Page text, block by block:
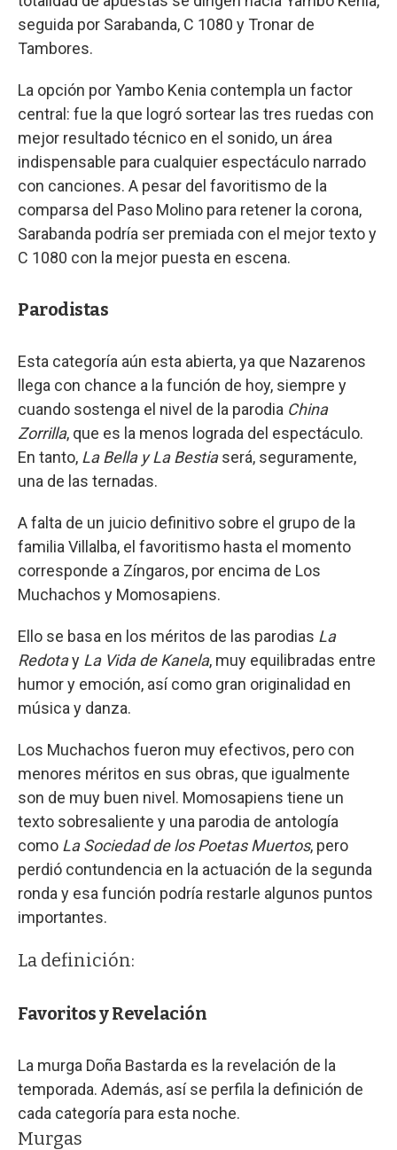
seguida por Sarabanda, C 1080 y Tronar de
Tambores.
La opción por Yambo Kenia contempla un factor
central: fue la que logró sortear las tres ruedas con
mejor resultado técnico en el sonido, un área
indispensable para cualquier espectáculo narrado
con canciones. A pesar del favoritismo de la
comparsa del Paso Molino para retener la corona,
Sarabanda podría ser premiada con el mejor texto y
C 1080 con la mejor puesta en escena.
Parodistas
Esta categoría aún esta abierta, ya que Nazarenos
llega con chance a la función de hoy, siempre y
cuando sostenga el nivel de la parodia China
Zorrilla, que es la menos lograda del espectáculo.
En tanto, La Bella y La Bestiaserá, seguramente,
una de las ternadas.
A falta de un juicio definitivo sobre el grupo de la
familia Villalba, el favoritismo hasta el momento
corresponde a Zíngaros, por encima de Los
Muchachos y Momosapiens.
Ello se basa en los méritos de las parodias La
Redotay La Vida de Kanela, muy equilibradas entre
humor y emoción, así como gran originalidad en
música y danza.
Los Muchachos fueron muy efectivos, pero con
menores méritos en sus obras, que igualmente
son de muy buen nivel. Momosapiens tiene un
texto sobresaliente y una parodia de antología
como La Sociedad de los Poetas Muertos, pero
perdió contundencia en la actuación de la segunda
ronda y esa función podría restarle algunos puntos
importantes.
La definición:
Favoritos y Revelación
La murga Doña Bastarda es la revelación de la
temporada. Además, así se perfila la definición de
cada categoría para esta noche.
Murgas